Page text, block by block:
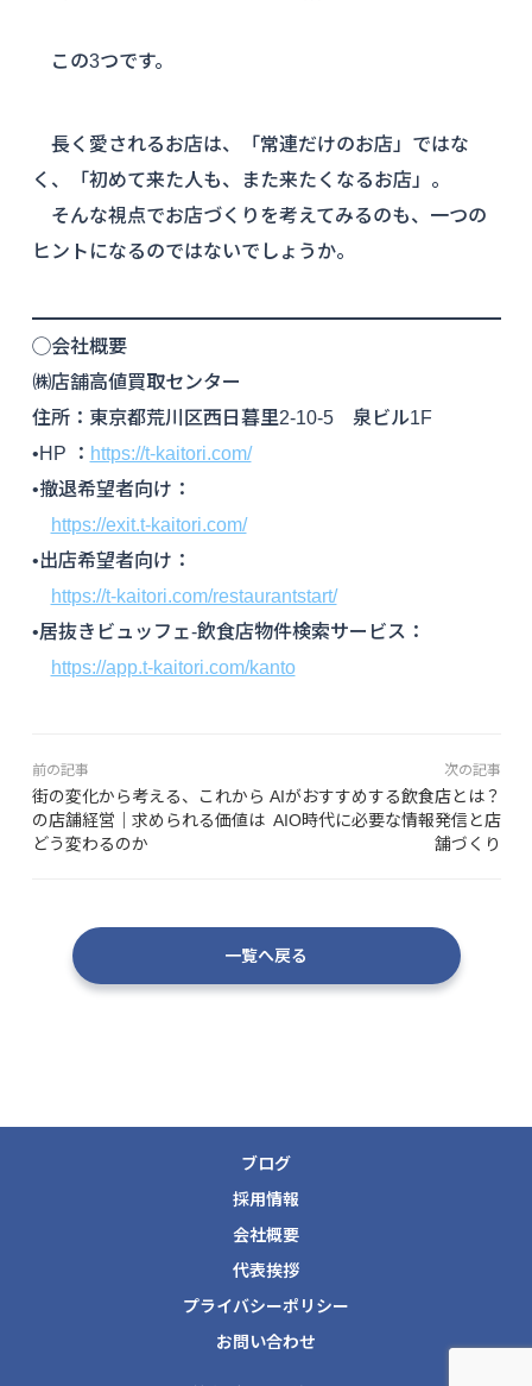
この3つです。
長く愛されるお店は、「常連だけのお店」ではな
く、「初めて来た人も、また来たくなるお店」。
そんな視点でお店づくりを考えてみるのも、一つの
ヒントになるのではないでしょうか。
◯会社概要
㈱店舗高値買取センター
住所：東京都荒川区西日暮里2-10-5 泉ビル1F
•HP ： https://t-kaitori.com/
•撤退希望者向け：
https://exit.t-kaitori.com/
•出店希望者向け：
https://t-kaitori.com/restaurantstart/
•居抜きビュッフェ-飲食店物件検索サービス：
https://app.t-kaitori.com/kanto
前の記事
街の変化から考える、これから
の店舗経営｜求められる価値は
どう変わるのか
次の記事
AIがおすすめする飲食店とは？
AIO時代に必要な情報発信と店
舗づくり
一覧へ戻る
ブログ
採用情報
会社概要
代表挨拶
プライバシーポリシー
お問い合わせ